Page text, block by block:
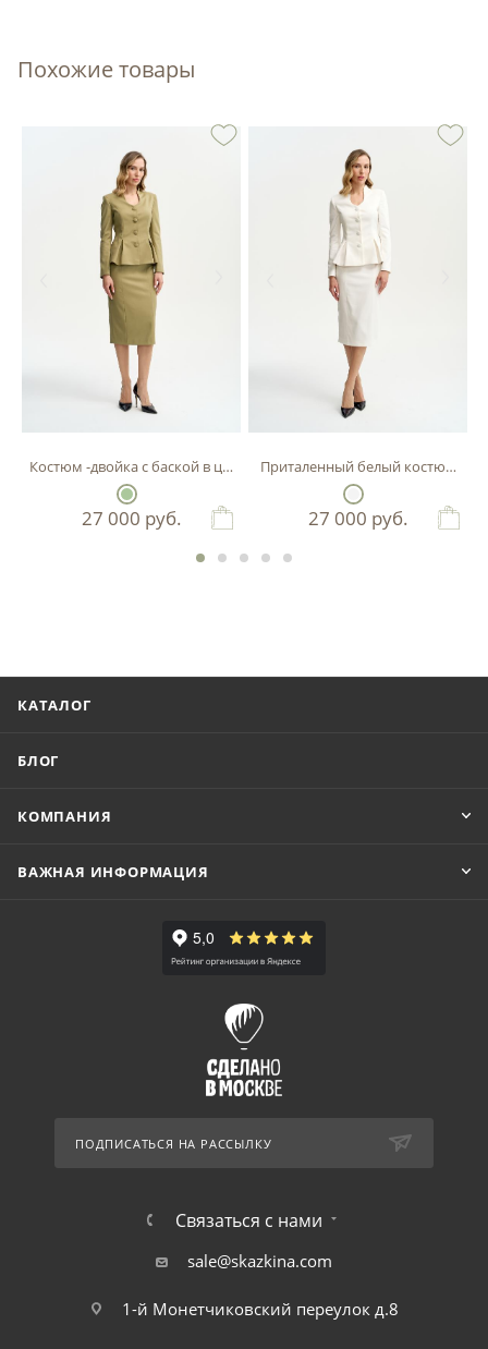
Похожие товары
Костюм -двойка с баской в цвете фисташка
27 000 руб.
Приталенный белый костюм-
27 000 руб.
КАТАЛОГ
БЛОГ
КОМПАНИЯ
ВАЖНАЯ ИНФОРМАЦИЯ
ПОДПИСАТЬСЯ НА РАССЫЛКУ
Связаться с нами
sale@skazkina.com
1-й Монетчиковский переулок д.8